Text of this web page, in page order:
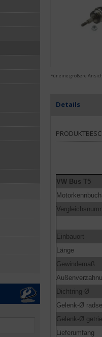
Für eine größere
Details
VW Bus T5
Einbauort
Länge
Gewindemaß
Dichtring-Ø
Gelenk-Ø
Gelenk-Ø
Lieferumfang